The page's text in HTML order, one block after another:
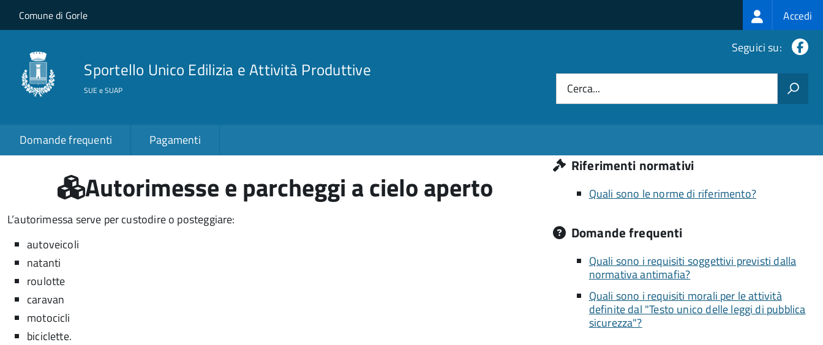
Salta al contenuto principale
Skip to site navigation
Comune di Gorle Login
menu
Accedi
Sportello Unico Edilizia e Attività Produttive
SUE e SUAP
Seguici su:
Cerca...
Domande frequenti Pagamenti
Autorimesse e parcheggi a cielo aperto
L’autorimessa serve per custodire o posteggiare:
autoveicoli
natanti
roulotte
caravan
motocicli
biciclette.
Riferimenti normativi
Quali sono le norme di riferimento?
Domande frequenti
Quali sono i requisiti soggettivi previsti dalla
normativa antimafia?
Quali sono i requisiti morali per le attività
definite dal "Testo unico delle leggi di pubblica
sicurezza"?